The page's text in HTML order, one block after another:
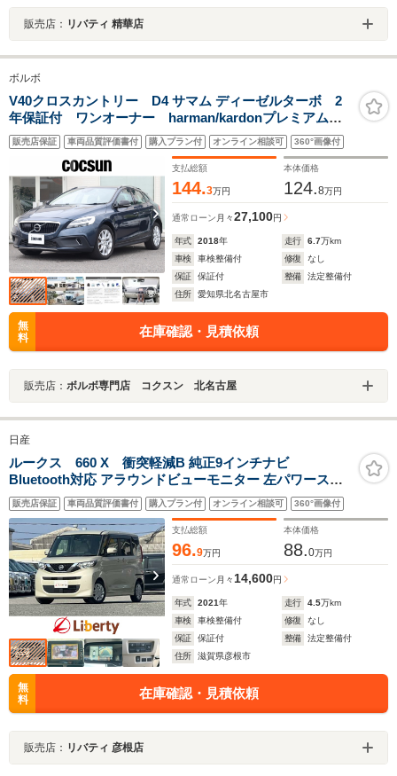
販売店： リバティ 精華店
ボルボ
V40クロスカントリー D4 サマム ディーゼルターボ 2
年保証付 ワンオーナー harman/kardonプレミアムオ
ーディオ ソフトベージュ本革シート パワーシート
シートヒーター モダンウッドパネル ドライブレコー
ダー ACC BLIS 禁煙車
販売店保証 車両品質評価書付 購入プラン付 オンライン相談可 360°画像付
支払総額
144.3万円
本体価格
124.8万円
通常ローン 月々27,100円
年式 2018年 走行 6.7万km
車検
車検整備付 修復
なし
保証
保証付 整備
法定整備付
住所
愛知県北名古屋市
無
料
在庫確認・見積依頼
販売店： ボルボ専門店 コクスン 北名古屋
日産
ルークス 660 X 衝突軽減B 純正9インチナビ
Bluetooth対応 アラウンドビューモニター 左パワースラ
イドドア スマートキー プッシュスタート アイドリングス
トップ ステアリングスイッチ タッチパネルオートエアコ
ン 電動格納ミラー
販売店保証 車両品質評価書付 購入プラン付 オンライン相談可 360°画像付
支払総額
96.9万円
本体価格
88.0万円
通常ローン 月々 14,600円
年式 2021年 走行 4.5万km
車検
車検整備付 修復
なし
保証
保証付 整備
法定整備付
住所
滋賀県彦根市
無
料
在庫確認・見積依頼
販売店： リバティ 彦根店